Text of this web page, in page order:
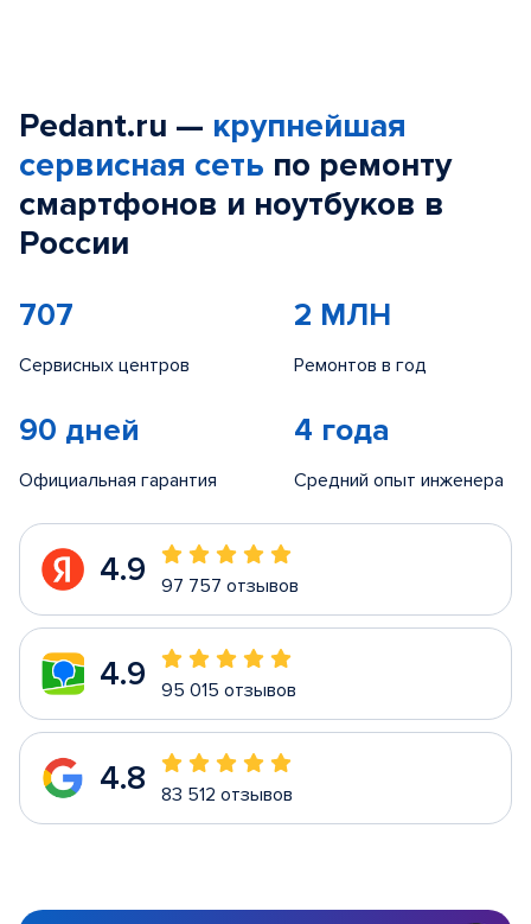
Pedant.ru — крупнейшая
сервисная сеть по ремонту
смартфонов и ноутбуков в
России
707
Сервисных центров
2 МЛН
Ремонтов в год
90 дней
Официальная гарантия
4 года
Средний опыт инженера
4.9 97 757 отзывов
4.9 95 015 отзывов
4.8 83 512 отзывов